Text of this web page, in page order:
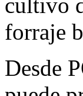
cultivo
forraje
Desde